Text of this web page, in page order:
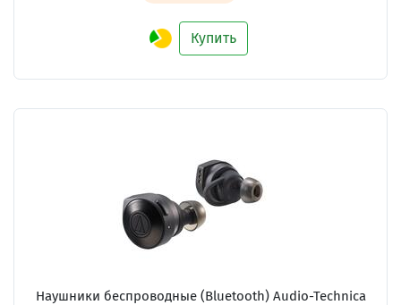
Купить
Наушники беспроводные (Bluetooth) Audio-Technica